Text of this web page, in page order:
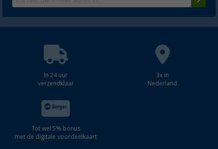
In 24 uur
verzendklaar
3x in
Nederland
Tot wel 5% bonus
met de digitale voordeelkaart